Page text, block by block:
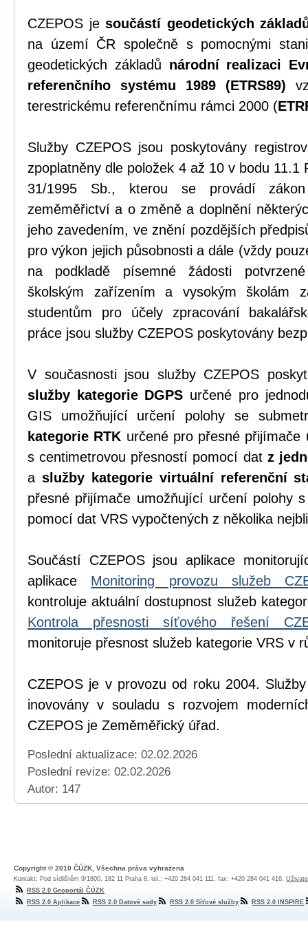
CZEPOS jesoučástí geodetických
na území ČR společně s pomocnými
geodetických základů národní realizaci
referenčního systému 1989 (ETRS89)
terestrickému referenčnímu rámci 2000 (
Služby CZEPOS jsou poskytovány
zpoplatněny dle položek 4 až 10 v bodu 11.1
31/1995 Sb., kterou se provádí
zeměměřictví a o změně a doplnění
jeho zavedením, ve znění pozdějších
pro výkon jejich působnosti a dále (vždy
na podkladě písemné žádosti
školským zařízením a vysokým školám
studentům pro účely zpracování
práce jsou služby CZEPOS poskytovány
V současnosti jsou služby CZEPOS
služby kategorie DGPS určené pro
GIS umožňující určení polohy se
kategorie RTK určené pro přesné
s centimetrovou přesností pomocí dat z
a služby kategorie virtuální referenční
přesné přijímače umožňující určení polohy
pomocí dat VRS vypočtených z několika
Součástí CZEPOS jsou aplikace
aplikace Monitoring provozu služeb
kontroluje aktuální dostupnost služeb
Kontrola přesnosti síťového řešení
monitoruje přesnost služeb kategorie VRS v
CZEPOS je v provozu od roku 2004.
inovovány v souladu s rozvojem
CZEPOS je Zeměměřický úřad.
Poslední aktualizace: 02.02.2026
Poslední revize: 02.02.2026
Autor: 147
Copyright © 2010 ČÚZK, Všechna práva vyhrazena
Kontakt: Pod sídlištěm 9/1800, 182 11 Praha 8, tel.: +420 284 041 111, fax: +420 284 041 416,
RSS 2.0 Geoportál ČÚZK
RSS 2.0 Aplikace
RSS 2.0 Datové sady RSS 2.0 Síťové služby RSS 2.0 INSPIRE